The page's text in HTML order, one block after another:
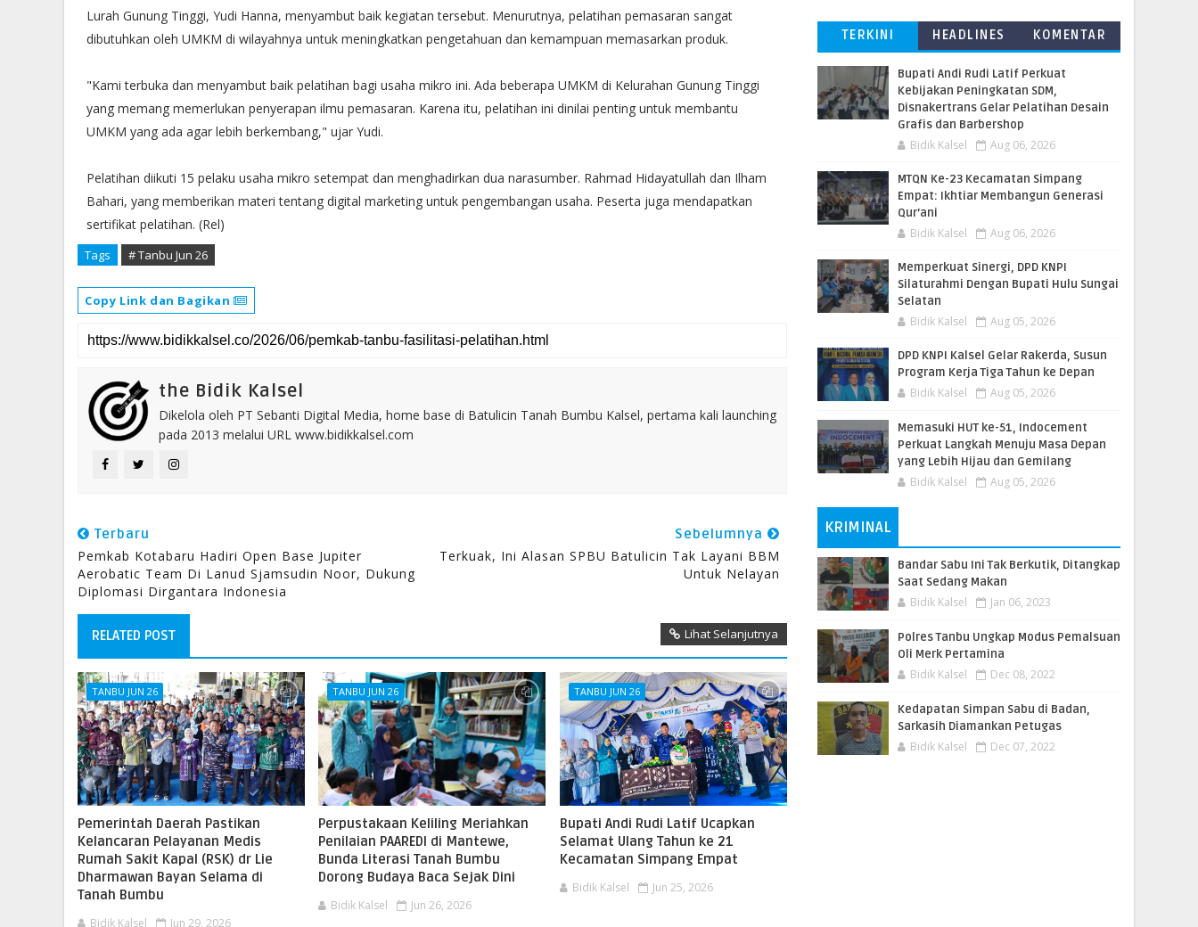
Lurah Gunung Tinggi, Yudi Hanna, menyambut baik kegiatan tersebut. Menurutnya, pelatihan pemasaran sangat
dibutuhkan oleh UMKM di wilayahnya untuk meningkatkan pengetahuan dan kemampuan memasarkan produk.
"Kami terbuka dan menyambut baik pelatihan bagi usaha mikro ini. Ada beberapa UMKM di Kelurahan Gunung Tinggi
yang memang memerlukan penyerapan ilmu pemasaran. Karena itu, pelatihan ini dinilai penting untuk membantu
UMKM yang ada agar lebih berkembang," ujar Yudi.
Pelatihan diikuti 15 pelaku usaha mikro setempat dan menghadirkan dua narasumber. Rahmad Hidayatullah dan Ilham
Bahari, yang memberikan materi tentang digital marketing untuk pengembangan usaha. Peserta juga mendapatkan
sertifikat pelatihan. (Rel)
Tags # Tanbu Jun 26
Copy Link dan Bagikan
the Bidik Kalsel
Dikelola oleh PT Sebanti Digital Media, home base di Batulicin Tanah Bumbu Kalsel, pertama kali launching
pada 2013 melalui URL www.bidikkalsel.com
Terbaru
‎Pemkab Kotabaru Hadiri Open Base Jupiter
Aerobatic Team Di Lanud Sjamsudin Noor, Dukung
Diplomasi Dirgantara Indonesia
Sebelumnya
Terkuak, Ini Alasan SPBU Batulicin Tak Layani BBM
Untuk Nelayan
RELATED POST Lihat Selanjutnya
TANBU JUN 26
Pemerintah Daerah Pastikan
Kelancaran Pelayanan Medis
Rumah Sakit Kapal (RSK) dr Lie
Dharmawan Bayan Selama di
Tanah Bumbu
Bidik Kalsel Jun 29, 2026
TANBU JUN 26
Perpustakaan Keliling Meriahkan
Penilaian PAAREDI di Mantewe,
Bunda Literasi Tanah Bumbu
Dorong Budaya Baca Sejak Dini
Bidik Kalsel Jun 26, 2026
TANBU JUN 26
Bupati Andi Rudi Latif Ucapkan
Selamat Ulang Tahun ke 21
Kecamatan Simpang Empat
Bidik Kalsel Jun 25, 2026
TERKINI HEADLINES KOMENTAR
Bupati Andi Rudi Latif Perkuat
Kebijakan Peningkatan SDM,
Disnakertrans Gelar Pelatihan Desain
Grafis dan Barbershop
Bidik Kalsel Aug 06, 2026
MTQN Ke-23 Kecamatan Simpang
Empat: Ikhtiar Membangun Generasi
Qur’ani
Bidik Kalsel Aug 06, 2026
Memperkuat Sinergi, DPD KNPI
Silaturahmi Dengan Bupati Hulu Sungai
Selatan
Bidik Kalsel Aug 05, 2026
DPD KNPI Kalsel Gelar Rakerda, Susun
Program Kerja Tiga Tahun ke Depan
Bidik Kalsel Aug 05, 2026
Memasuki HUT ke-51, Indocement
Perkuat Langkah Menuju Masa Depan
yang Lebih Hijau dan Gemilang
Bidik Kalsel Aug 05, 2026
KRIMINAL
Bandar Sabu Ini Tak Berkutik, Ditangkap
Saat Sedang Makan
Bidik Kalsel Jan 06, 2023
Polres Tanbu Ungkap Modus Pemalsuan
Oli Merk Pertamina
Bidik Kalsel Dec 08, 2022
Kedapatan Simpan Sabu di Badan,
Sarkasih Diamankan Petugas
Bidik Kalsel Dec 07, 2022